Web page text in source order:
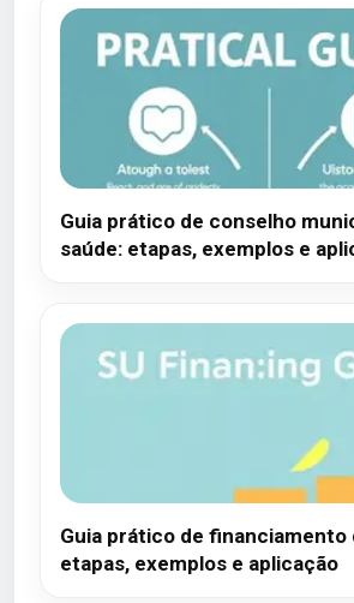
Guia prático de conselho
saúde: etapas, exemplos e
Guia prático de financiamento
etapas, exemplos e aplicação